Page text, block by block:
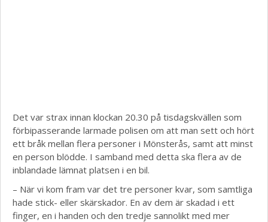
Det var strax innan klockan 20.30 på tisdagskvällen som
förbipasserande larmade polisen om att man sett och hört
ett bråk mellan flera personer i Mönsterås, samt att minst
en person blödde. I samband med detta ska flera av de
inblandade lämnat platsen i en bil.
– När vi kom fram var det tre personer kvar, som samtliga
hade stick- eller skärskador. En av dem är skadad i ett
finger, en i handen och den tredje sannolikt med mer